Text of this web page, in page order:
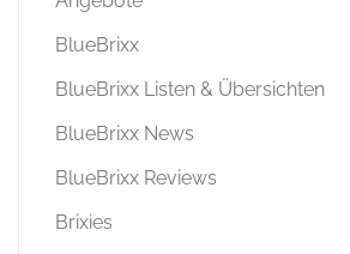
BlueBrixx
BlueBrixx Listen & Übersichten
BlueBrixx News
BlueBrixx Reviews
Brixies